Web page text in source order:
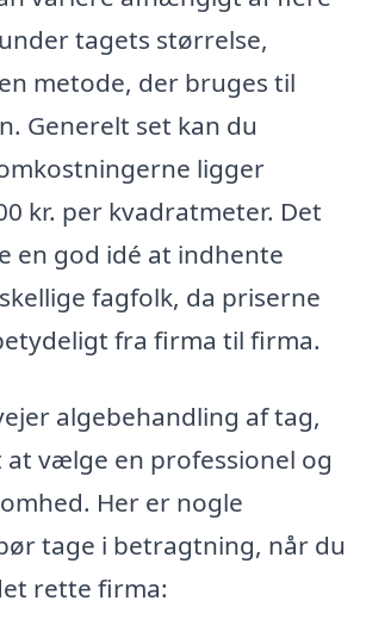
tagets størrelse,
metode, der bruges til
Generelt set kan du
ligger
kr. per kvadratmeter. Det
en god idé at indhente
fagfolk, da priserne
fra firma til firma.
algebehandling af tag,
vælge en professionel og
Her er nogle
tage i betragtning, når du
rette firma: